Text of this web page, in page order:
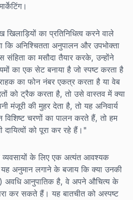
खिलाड़ियों का प्रतिनिधित्व करने वाले
अनिश्चितता अनुपालन और उपभोक्ता
संहिता का मसौदा तैयार करके, उन्होंने
का एक सेट बनाया है जो स्पष्ट करता है
का फोन नंबर एकत्र करता है या वेब
को ट्रैक करता है, तो उसे वास्तव में क्या
मंजूरी की मुहर देता है, तो यह अनिवार्य
चरणों का पालन करते हैं, तो हम
को पूरा कर रहे हैं।"
के लिए एक अत्यंत आवश्यक
यह अनुमान लगाने के बजाय कि क्या उनकी
अवधि आनुपातिक है, वे अपने औचित्य के
कर सकते हैं। यह बातचीत को अस्पष्ट